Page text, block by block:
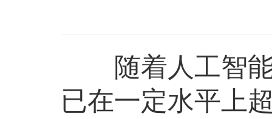
随着人工智能
已在一定水平上